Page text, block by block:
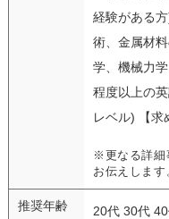
経験がある
術、金属材
学、機械力
程度以上の
レベル) 【求
※更なる詳細
お伝えします
推奨年齢 20代 30代